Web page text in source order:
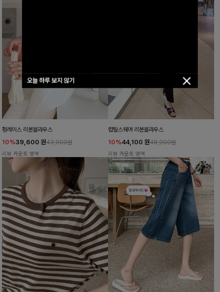
오늘 하루 보지 않기
펌레이스 리본블라우스
10%39,600 원43,900원
리뷰 카운트 영역
럽틸스퀘어 리본블라우스
10%44,100 원48,900원
리뷰 카운트 영역